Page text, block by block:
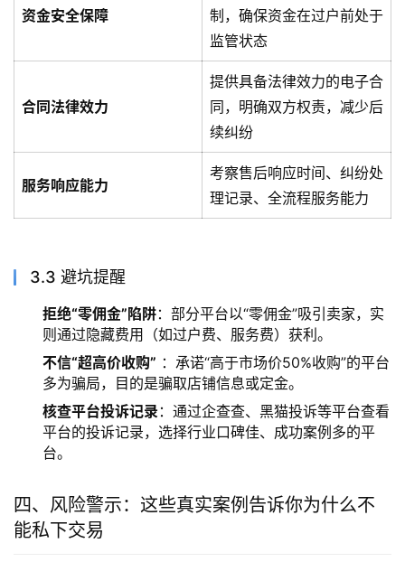
资金安全保障
制，确保资金在过户前处于
监管状态
合同法律效力
提供具备法律效力的电子合
同，明确双方权责，减少后
续纠纷
服务响应能力
考察售后响应时间、纠纷处
理记录、全流程服务能力
3.3 避坑提醒
拒绝“零佣金”陷阱：部分平台以“零佣金”吸引卖家，实
则通过隐藏费用（如过户费、服务费）获利。
不信“超高价收购” ：承诺“高于市场价50%收购”的平台
多为骗局，目的是骗取店铺信息或定金。
核查平台投诉记录 ：通过企查查、黑猫投诉等平台查看
平台的投诉记录，选择行业口碑佳、成功案例多的平
台。
四、风险警示：这些真实案例告诉你为什么不
能私下交易